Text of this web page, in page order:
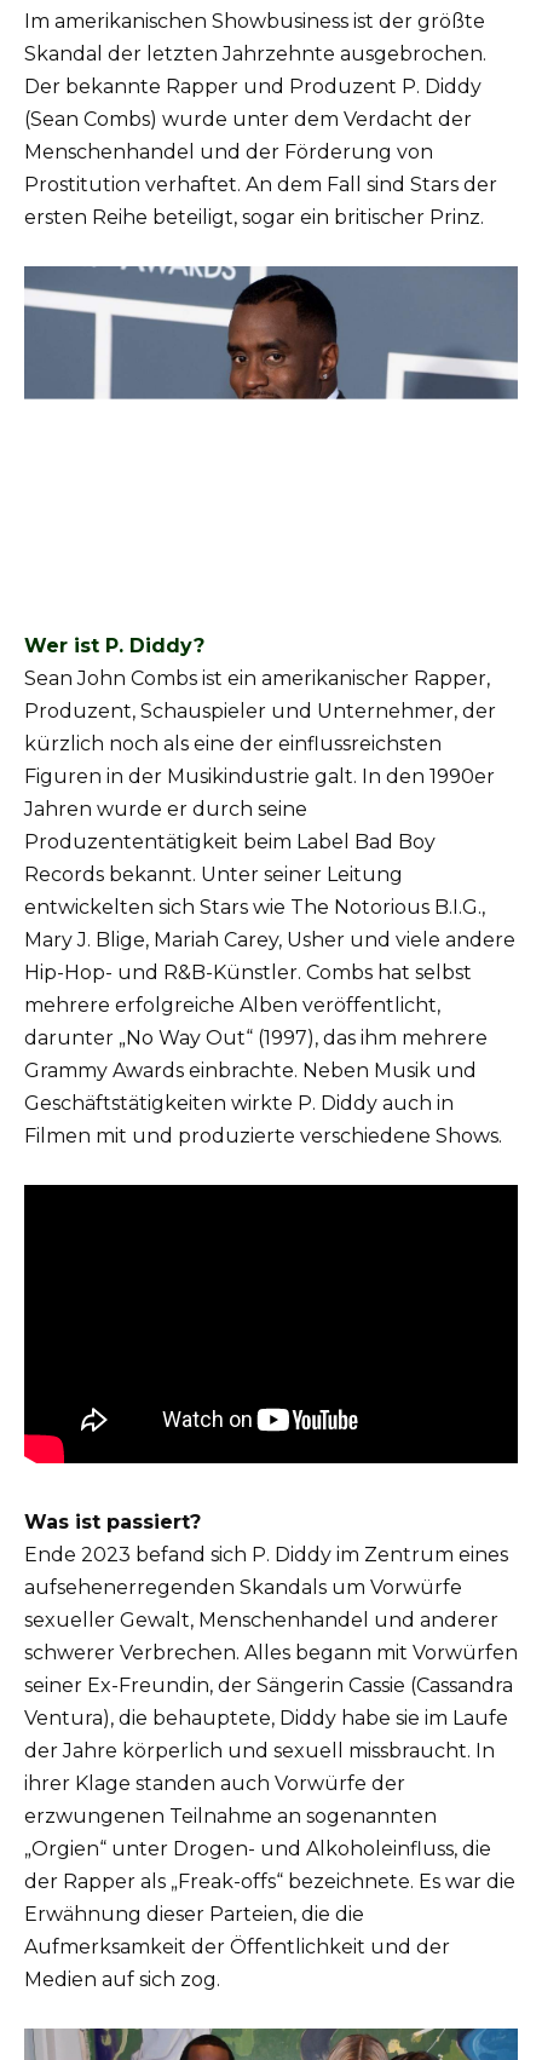
Im amerikanischen Showbusiness ist der größte
Skandal der letzten Jahrzehnte ausgebrochen.
Der bekannte Rapper und Produzent P. Diddy
(Sean Combs) wurde unter dem Verdacht der
Menschenhandel und der Förderung von
Prostitution verhaftet. An dem Fall sind Stars der
ersten Reihe beteiligt, sogar ein britischer Prinz.
Wer ist P. Diddy?
Sean John Combs ist ein amerikanischer Rapper,
Produzent, Schauspieler und Unternehmer, der
kürzlich noch als eine der einflussreichsten
Figuren in der Musikindustrie galt. In den 1990er
Jahren wurde er durch seine
Produzententätigkeit beim Label Bad Boy
Records bekannt. Unter seiner Leitung
entwickelten sich Stars wie The Notorious B.I.G.,
Mary J. Blige, Mariah Carey, Usher und viele andere
Hip-Hop- und R&B-Künstler. Combs hat selbst
mehrere erfolgreiche Alben veröffentlicht,
darunter „No Way Out“ (1997), das ihm mehrere
Grammy Awards einbrachte. Neben Musik und
Geschäftstätigkeiten wirkte P. Diddy auch in
Filmen mit und produzierte verschiedene Shows.
Was ist passiert?
Ende 2023 befand sich P. Diddy im Zentrum eines
aufsehenerregenden Skandals um Vorwürfe
sexueller Gewalt, Menschenhandel und anderer
schwerer Verbrechen. Alles begann mit Vorwürfen
seiner Ex-Freundin, der Sängerin Cassie (Cassandra
Ventura), die behauptete, Diddy habe sie im Laufe
der Jahre körperlich und sexuell missbraucht. In
ihrer Klage standen auch Vorwürfe der
erzwungenen Teilnahme an sogenannten
„Orgien“ unter Drogen- und Alkoholeinfluss, die
der Rapper als „Freak-offs“ bezeichnete. Es war die
Erwähnung dieser Parteien, die die
Aufmerksamkeit der Öffentlichkeit und der
Medien auf sich zog.